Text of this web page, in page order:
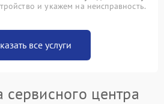
и укажем на неисправность.
все услуги
центра